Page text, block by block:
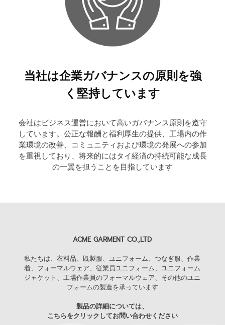
当社は企業ガバナンスの原則を強
く堅持しています
会社はビジネス運営において高いガバナンス原則を遵守
しています。公正な報酬と福利厚生の提供、工場内の作
業環境の改善、コミュニティおよび環境の発展への参加
を重視しており、将来的にはタイ経済の持続可能な成長
の一翼を担うことを目指しています
ACME GARMENT CO.,LTD
私たちは、衣料品、既製服、ユニフォーム、つなぎ服、作業
着、フォーマルウェア、従業員ユニフォーム、ユニフォーム
ジャケット、工場作業員のフォーマルウェア、その他のユニ
フォームの製造を承っています
製品の詳細については、
こちらをクリックしてお問い合わせください